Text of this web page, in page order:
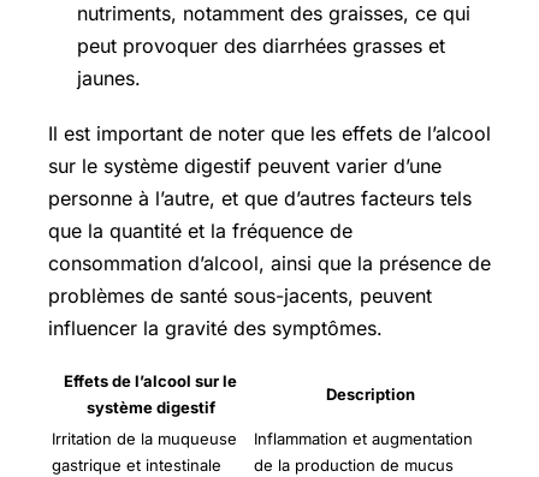
nutriments, notamment des graisses, ce qui
peut provoquer des diarrhées grasses et
jaunes.
Il est important de noter que les effets de l’alcool
sur le système digestif peuvent varier d’une
personne à l’autre, et que d’autres facteurs tels
que la quantité et la fréquence de
consommation d’alcool, ainsi que la présence de
problèmes de santé sous-jacents, peuvent
influencer la gravité des symptômes.
Effets de l’alcool sur le
système digestif
Description
Irritation de la muqueuse
gastrique et intestinale
Inflammation et augmentation
de la production de mucus